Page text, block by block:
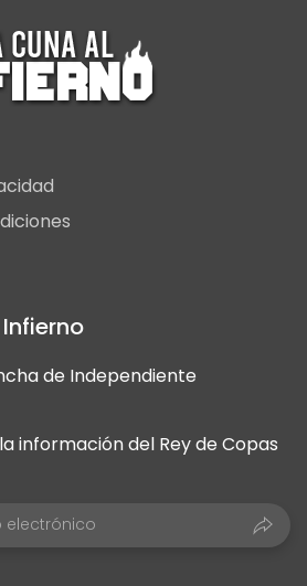
de Independiente
información del Rey de Copas